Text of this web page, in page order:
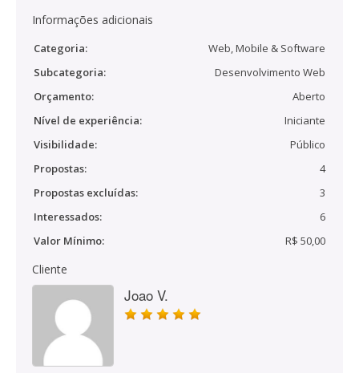
Informações adicionais
Categoria:
Web, Mobile & Software
Subcategoria:
Desenvolvimento Web
Orçamento:
Aberto
Nível de experiência:
Iniciante
Visibilidade:
Público
Propostas:
4
Propostas excluídas:
3
Interessados:
6
Valor Mínimo:
R$ 50,00
Cliente
Joao V.